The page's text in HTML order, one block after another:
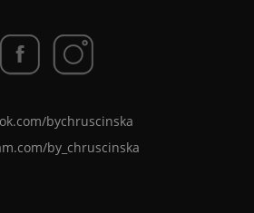
bychruscinska
by_chruscinska